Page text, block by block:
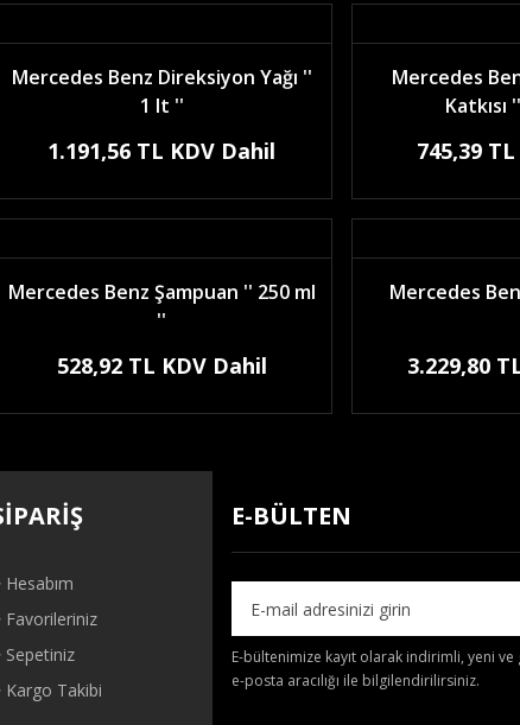
Mercedes Benz Direksiyon Yağı ''
1 lt ''
1.191,56 TL KDV Dahil
Mercedes
Katkısı
745,39
Mercedes Benz Şampuan '' 250 ml
''
528,92 TL KDV Dahil
Mercedes
3.229,80
Hesabım
Favorileriniz
Sepetiniz
Kargo Takibi
E-BÜLTEN
E-bültenimize kayıt olarak indirimli, yeni ve
e-posta aracılığı ile bilgilendirilirsiniz.